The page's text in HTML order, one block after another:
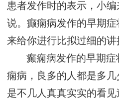
患者发作时的表示，小
说。癫痫病发作的早期
来给你进行比拟过细的讲
癫痫病发作的早期
痫病，良多的人都是多
是不几人真真实实的看